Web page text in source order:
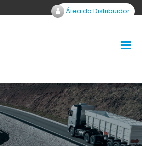
Área do Distribuidor